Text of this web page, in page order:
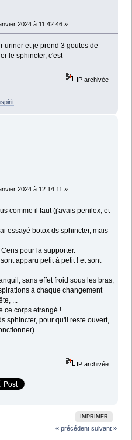
2024 à 11:42:46 »
uriner et je prend 3 goutes de
le sphincter, c'est
IP archivée
.
2024 à 12:14:11 »
comme il faut (j'avais penilex, et
essayé botox ds sphincter, mais
pour la supporter.
apparu petit à petit ! et sont
sans effet froid sous les bras,
à chaque changement
...
ce corps etrangé !
sphincter, pour qu'il reste ouvert,
IP archivée
IMPRIMER
« précédent suivant »